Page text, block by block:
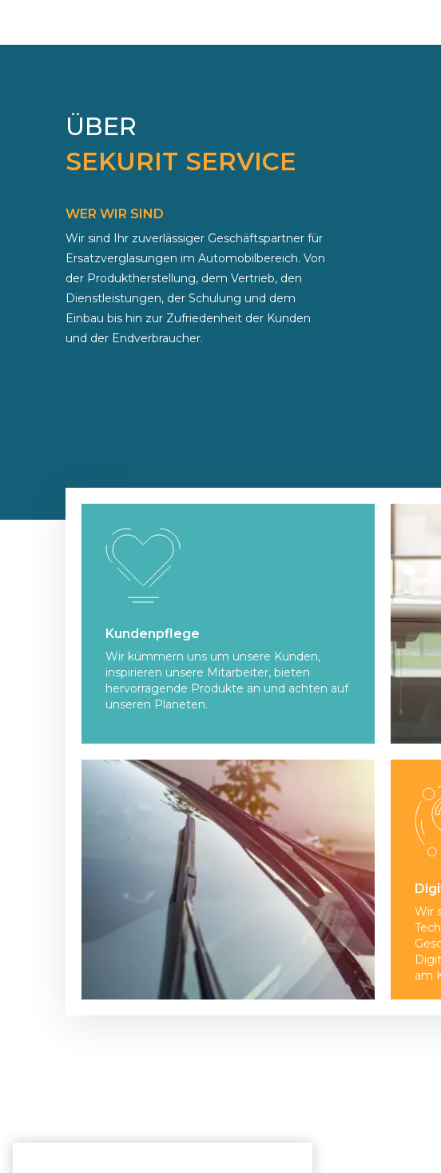
ÜBER
SEKURIT SERVICE
WER WIR SIND
Wir sind Ihr zuverlässiger Geschäftspartner für
Ersatzverglasungen im Automobilbereich. Von
der Produktherstellung, dem Vertrieb, den
Dienstleistungen, der Schulung und dem
Einbau bis hin zur Zufriedenheit der Kunden
und der Endverbraucher.
Kundenpflege
Wir kümmern uns um unsere Kunden,
inspirieren unsere Mitarbeiter, bieten
hervorragende Produkte an und achten auf
unseren Planeten.
Wir
am